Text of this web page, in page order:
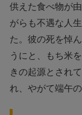
供えた食べ物が
がらも不遇な人
た。彼の死を悼
うにと、もち米
きの起源とされ
れ、やがて端午